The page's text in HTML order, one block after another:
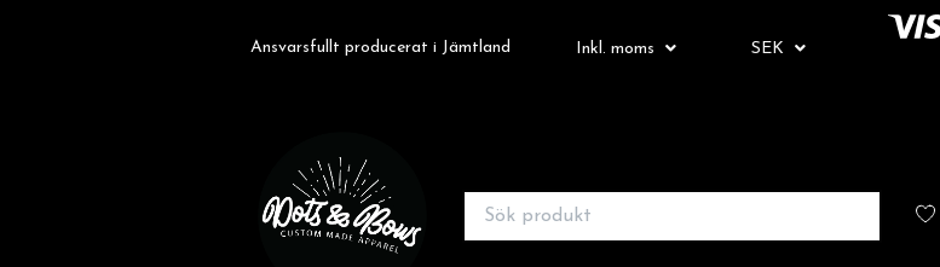
Ansvarsfullt producerat i Jämtland Inkl. moms SEK